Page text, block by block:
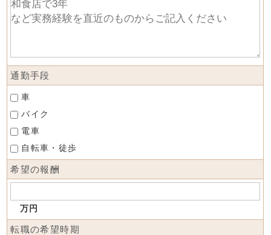
通勤手段
車
バイク
電車
自転車・徒歩
希望の報酬
万円
転職の希望時期